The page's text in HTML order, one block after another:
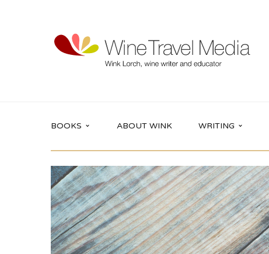
BOOKS ABOUT WINK WRITING